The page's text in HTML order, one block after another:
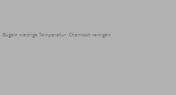
Bügeln niedrige Temperatur Chemisch reinigen